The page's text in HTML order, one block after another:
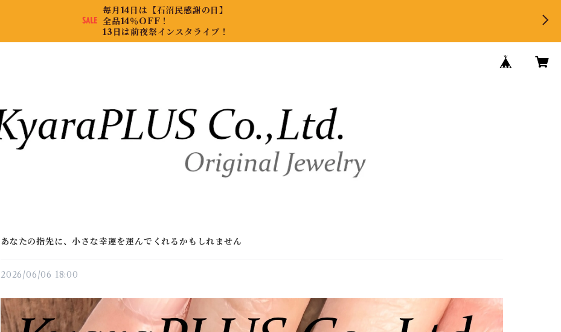
毎月14日は【石沼民感謝の日】
全品14％OFF！
13日は前夜祭インスタライブ！
あなたの指先に、小さな幸運を運んでくれるかもしれません
2026/06/06 18:00